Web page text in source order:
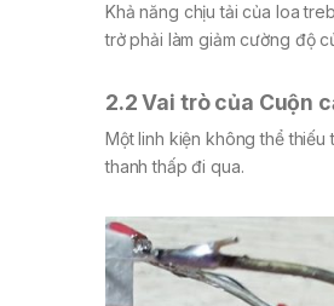
Khả năng chịu tải của loa
trở phải làm giảm cường độ
2.2 Vai trò của Cuộn
Một linh kiện không thể
thanh thấp đi qua.